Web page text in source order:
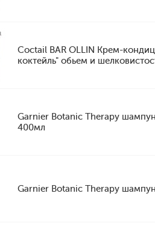
Coctail BAR OLLIN Крем-
коктейль" обьем и
Garnier Botanic Therapy
400мл
Garnier Botanic Therapy